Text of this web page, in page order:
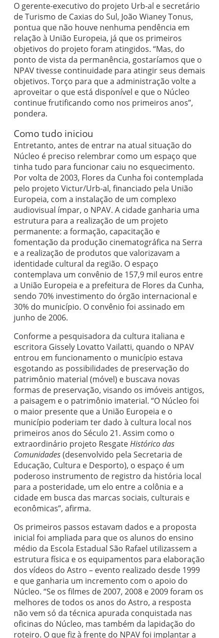
O gerente-executivo do projeto Urb-al e secretário
de Turismo de Caxias do Sul, João Wianey Tonus,
pontua que não houve nenhuma pendência em
relação à União Europeia, já que os primeiros
objetivos do projeto foram atingidos. “Mas, do
ponto de vista da permanência, gostaríamos que o
NPAV tivesse continuidade para atingir seus demais
objetivos. Torço para que a administração volte a
aproveitar o que está disponível e que o Núcleo
continue frutificando como nos primeiros anos”,
pondera.
Como tudo iniciou
Entretanto, antes de entrar na atual situação do
Núcleo é preciso relembrar como um espaço que
tinha tudo para funcionar caiu no esquecimento.
Por volta de 2003, Flores da Cunha foi contemplada
pelo projeto Victur/Urb-al, financiado pela União
Europeia, com a instalação de um complexo
audiovisual ímpar, o NPAV. A cidade ganharia uma
estrutura para a realização de um projeto
permanente: a formação, capacitação e
fomentação da produção cinematográfica na Serra
e a realização de produtos que valorizavam a
identidade cultural da região. O espaço
contemplava um convênio de 157,9 mil euros entre
a União Europeia e a prefeitura de Flores da Cunha,
sendo 70% investimento do órgão internacional e
30% do município. O convênio foi assinado em
junho de 2006.
Conforme a pesquisadora da cultura italiana e
escritora Gissely Lovatto Vailatti, quando o NPAV
entrou em funcionamento o município estava
esgotando as possibilidades de preservação do
patrimônio material (móvel) e buscava novas
formas de preservação, visando os imóveis antigos,
a paisagem e o patrimônio imaterial. “O Núcleo foi
o maior presente que a União Europeia e o
município poderiam ter dado à cultura local nos
primeiros anos do Século 21. Assim como o
extraordinário projeto ResgateHistórico das
Comunidades(desenvolvido pela Secretaria de
Educação, Cultura e Desporto), o espaço é um
poderoso instrumento de registro da história local
para a posteridade, um elo entre a colônia e a
cidade em busca das marcas sociais, culturais e
econômicas”, afirma.
Os primeiros passos estavam dados e a proposta
inicial foi ampliada para que os alunos do ensino
médio da Escola Estadual São Rafael utilizassem a
estrutura física e os equipamentos para elaboração
dos vídeos do Astro – evento realizado desde 1999
e que ganharia um incremento com o apoio do
Núcleo. “Se os filmes de 2007, 2008 e 2009 foram os
melhores de todos os anos do Astro, a resposta
não vem só da técnica apurada conquistada nas
oficinas do Núcleo, mas também da lapidação do
roteiro. O que fiz à frente do NPAV foi implantar a